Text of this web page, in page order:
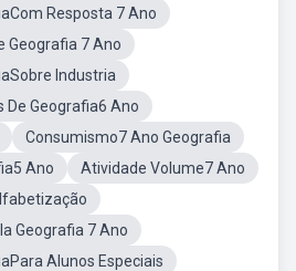
Resposta 7 Ano
Geografia 7 Ano
Industria
Geografia6 Ano
Consumismo7 Ano Geografia
Ano
Atividade Volume7 Ano
Geografia 7 Ano
Alunos Especiais